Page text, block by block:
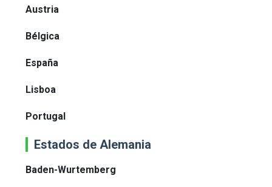
Austria
Bélgica
España
Lisboa
Portugal
Estados de Alemania
Baden-Wurtemberg